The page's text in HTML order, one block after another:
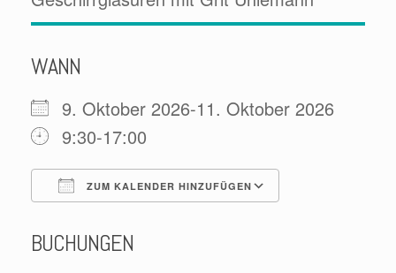
WANN
9. Oktober 2026-11. Oktober 2026
9:30-17:00
ZUM KALENDER HINZUFÜGEN
BUCHUNGEN